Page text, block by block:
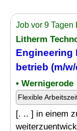
Job vor 9 Tagen
Litherm
Engineering
betrieb (m/
• Wernigerode
Flexible
[. .. ] in einem